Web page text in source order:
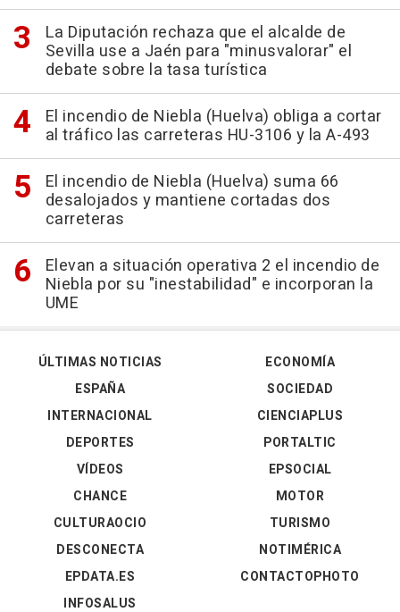
La Diputación rechaza que el alcalde de
Sevilla use a Jaén para "minusvalorar" el
debate sobre la tasa turística
El incendio de Niebla (Huelva) obliga a cortar
al tráfico las carreteras HU-3106 y la A-493
El incendio de Niebla (Huelva) suma 66
desalojados y mantiene cortadas dos
carreteras
Elevan a situación operativa 2 el incendio de
Niebla por su "inestabilidad" e incorporan la
UME
ÚLTIMAS NOTICIAS
ESPAÑA
INTERNACIONAL
DEPORTES
VÍDEOS
ECONOMÍA
SOCIEDAD
CIENCIAPLUS
PORTALTIC
EPSOCIAL
CHANCE
CULTURAOCIO
DESCONECTA
EPDATA.ES
INFOSALUS
MOTOR
TURISMO
NOTIMÉRICA
CONTACTOPHOTO